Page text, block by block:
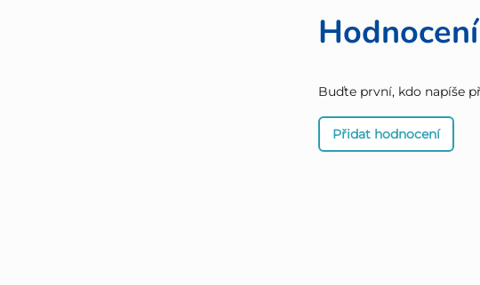
Buďte první, kdo napíše
Přidat hodnocení